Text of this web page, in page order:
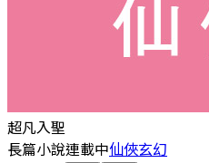
超凡入聖
長篇小說連載中仙俠玄幻